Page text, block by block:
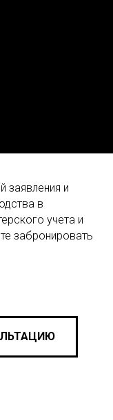
заявления и
в
учета и
забронировать